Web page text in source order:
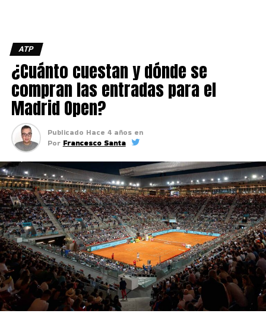
ATP
¿Cuánto cuestan y dónde se
compran las entradas para el
Madrid Open?
Publicado Hace 4 años en
Por Francesco Santa